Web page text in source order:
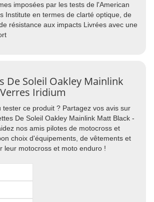
imposées par les tests de l'American
Institute en termes de clarté optique, de
résistance aux impacts Livrées avec une
De Soleil Oakley Mainlink
Iridium
tester ce produit ? Partagez vos avis sur
De Soleil Oakley Mainlink Matt Black -
nos amis pilotes de motocross et
choix d'équipements, de vêtements et
leur motocross et moto enduro !